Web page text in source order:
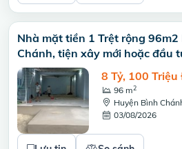
Nhà mặt tiền 1 Trệt rộng
Chánh, tiện xây mới hoặc đầu
8 Tỷ, 100
96 m2
Huyện Bình
03/08/2026